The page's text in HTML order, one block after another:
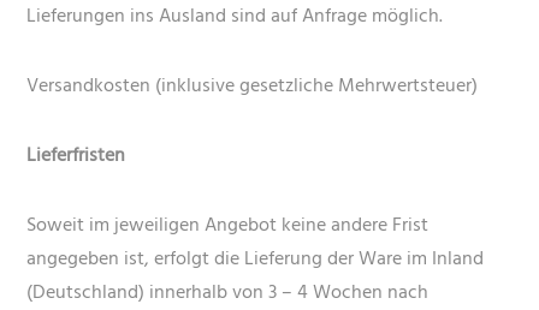
Lieferungen ins Ausland sind auf Anfrage möglich.
Versandkosten (inklusive gesetzliche Mehrwertsteuer)
Lieferfristen
Soweit im jeweiligen Angebot keine andere Frist
angegeben ist, erfolgt die Lieferung der Ware im Inland
(Deutschland) innerhalb von 3 – 4 Wochen nach